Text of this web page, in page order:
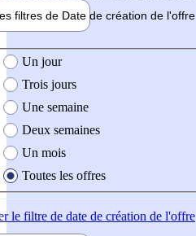
filtres de Date de création de l'offre
création de l'offre
Un jour
Trois jours
Une semaine
Deux semaines
Un mois
Toutes les offres
le filtre de date de création de l'offre